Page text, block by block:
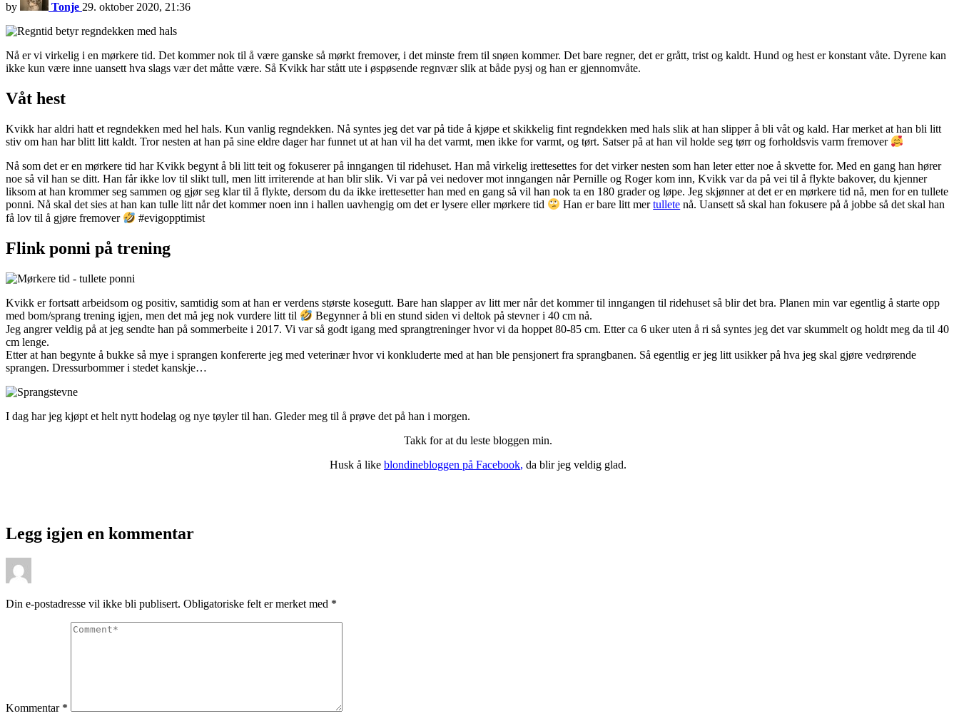
by Tonje 29. oktober 2020, 21:36
Nå er vi virkelig i en mørkere tid. Det kommer nok til å være ganske så mørkt fremover, i det minste frem til snøen kommer. Det bare regner, det er grått, trist og kaldt. Hund og hest er konstant våte. Dyrene kan
ikke kun være inne uansett hva slags vær det måtte være. Så Kvikk har stått ute i øspøsende regnvær slik at både pysj og han er gjennomvåte.
Våt hest
Kvikk har aldri hatt et regndekken med hel hals. Kun vanlig regndekken. Nå syntes jeg det var på tide å kjøpe et skikkelig fint regndekken med hals slik at han slipper å bli våt og kald. Har merket at han bli litt
stiv om han har blitt litt kaldt. Tror nesten at han på sine eldre dager har funnet ut at han vil ha det varmt, men ikke for varmt, og tørt. Satser på at han vil holde seg tørr og forholdsvis varm fremover
Nå som det er en mørkere tid har Kvikk begynt å bli litt teit og fokuserer på inngangen til ridehuset. Han må virkelig irettesettes for det virker nesten som han leter etter noe å skvette for. Med en gang han hører
noe så vil han se ditt. Han får ikke lov til slikt tull, men litt irriterende at han blir slik. Vi var på vei nedover mot inngangen når Pernille og Roger kom inn, Kvikk var da på vei til å flykte bakover, du kjenner
liksom at han krommer seg sammen og gjør seg klar til å flykte, dersom du da ikke irettesetter han med en gang så vil han nok ta en 180 grader og løpe. Jeg skjønner at det er en mørkere tid nå, men for en tullete
ponni. Nå skal det sies at han kan tulle litt når det kommer noen inn i hallen uavhengig om det er lysere eller mørkere tid
Han er bare litt mertullete nå. Uansett så skal han fokusere på å jobbe så det skal han
få lov til å gjøre fremover
#evigopptimist
Flink ponni på trening
Kvikk er fortsatt arbeidsom og positiv, samtidig som at han er verdens største kosegutt. Bare han slapper av litt mer når det kommer til inngangen til ridehuset så blir det bra. Planen min var egentlig å starte opp
med bom/sprang trening igjen, men det må jeg nok vurdere litt til
Begynner å bli en stund siden vi deltok på stevner i 40 cm nå.
Jeg angrer veldig på at jeg sendte han på sommerbeite i 2017. Vi var så godt igang med sprangtreninger hvor vi da hoppet 80-85 cm. Etter ca 6 uker uten å ri så syntes jeg det var skummelt og holdt meg da til 40
cm lenge.
Etter at han begynte å bukke så mye i sprangen konfererte jeg med veterinær hvor vi konkluderte med at han ble pensjonert fra sprangbanen. Så egentlig er jeg litt usikker på hva jeg skal gjøre vedrørende
sprangen. Dressurbommer i stedet kanskje…
I dag har jeg kjøpt et helt nytt hodelag og nye tøyler til han. Gleder meg til å prøve det på han i morgen.
Takk for at du leste bloggen min.
Husk å like blondinebloggen på Facebook, da blir jeg veldig glad.
Legg igjen en kommentar
Din e-postadresse vil ikke bli publisert. Obligatoriske felt er merket med *
Kommentar *